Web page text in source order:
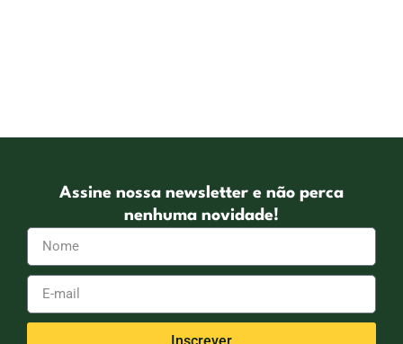
Assine nossa newsletter e não perca
nenhuma novidade!
Inscrever